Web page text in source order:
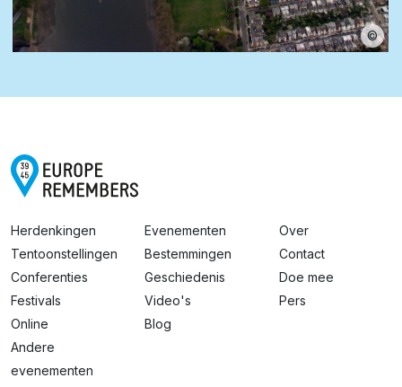
©
Herdenkingen
Tentoonstellingen
Conferenties
Festivals
Online
Andere
evenementen
Evenementen
Bestemmingen
Geschiedenis
Video's
Blog
Over
Contact
Doe mee
Pers